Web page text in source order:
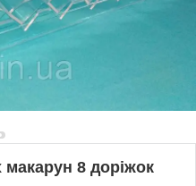
макарун 8 доріжок